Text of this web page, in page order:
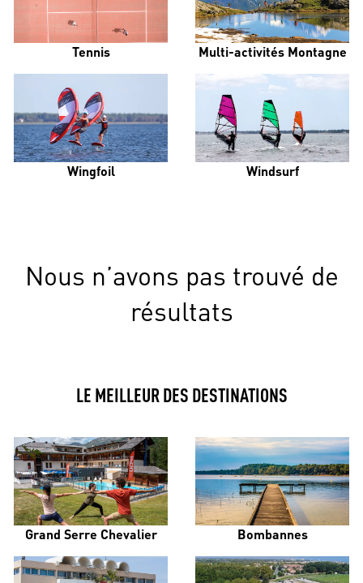
Tennis Multi-activités Montagne
Wingfoil Windsurf
Nous n’avons pas trouvé de
résultats
LE MEILLEUR DES DESTINATIONS
Grand Serre Chevalier Bombannes